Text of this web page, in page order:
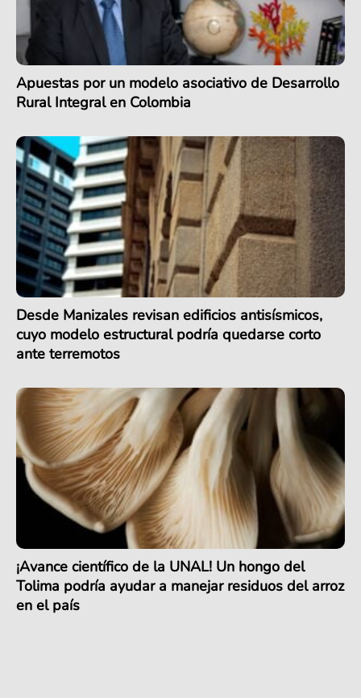
Apuestas por un modelo asociativo de Desarrollo
Rural Integral en Colombia
Desde Manizales revisan edificios antisísmicos,
cuyo modelo estructural podría quedarse corto
ante terremotos
¡Avance científico de la UNAL! Un hongo del
Tolima podría ayudar a manejar residuos del arroz
en el país